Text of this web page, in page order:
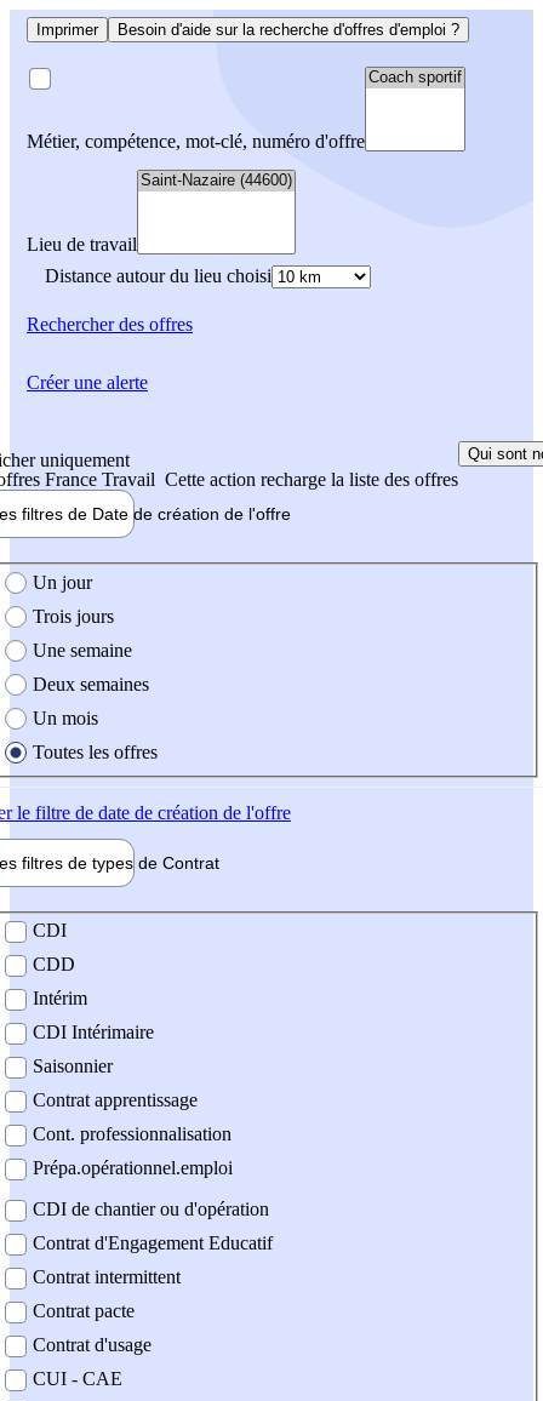
Imprimer Besoin d'aide sur la recherche d'offres d'emploi ?
Métier, compétence, mot-clé, numéro d'offre
Lieu de travail
Distance autour du lieu choisi
Rechercherdes offres
uniquement
France Travail Cette action recharge la liste des offres
Qui sont
filtres de Date de création de l'offre
création de l'offre
Un jour
Trois jours
Une semaine
Deux semaines
Un mois
Toutes les offres
le filtre de date de création de l'offre
filtres de types de Contrat
contrat
CDI
CDD
Intérim
CDI Intérimaire
Saisonnier
Contrat apprentissage
Cont. professionnalisation
Prépa.opérationnel.emploi
CDI de chantier ou d'opération
Contrat d'Engagement Educatif
Contrat intermittent
Contrat pacte
Contrat d'usage
CUI - CAE
Créer une alerte